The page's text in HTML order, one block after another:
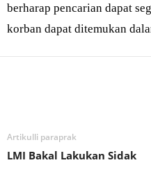
berharap pencarian dapat
korban dapat ditemukan
Artikulli paraprak
LMI Bakal Lakukan Sidak